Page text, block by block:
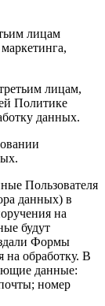
лицам
лицам,
Политике
данных.
Пользователя
данных) в
на
будут
Формы
на обработку. В
данные:
номер